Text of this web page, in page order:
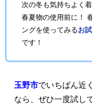
次の冬も気持ちよく
春夏物の使用前に！
ングを使ってみるお
です！
玉野市でいちばん近
なら、ぜひ一度試し